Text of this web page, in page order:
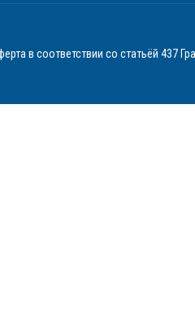
в соответствии со статьёй 437